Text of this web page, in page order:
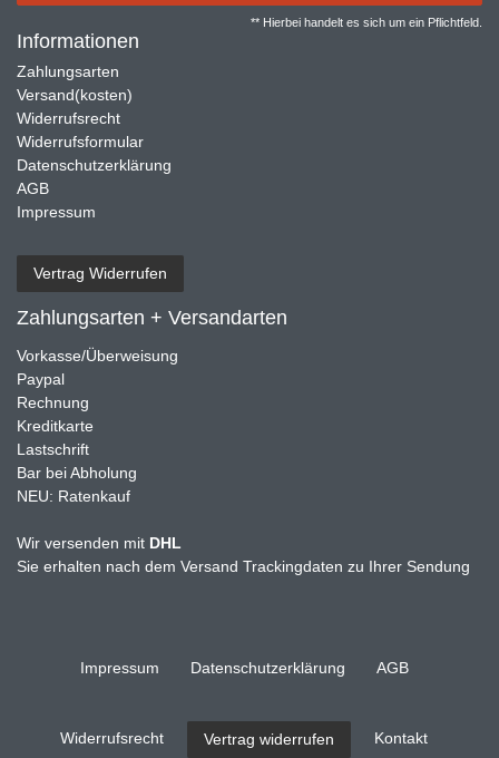
** Hierbei handelt es sich um ein Pflichtfeld.
Informationen
Zahlungsarten
Versand(kosten)
Widerrufsrecht
Widerrufsformular
Datenschutzerklärung
AGB
Impressum
Vertrag Widerrufen
Zahlungsarten + Versandarten
Vorkasse/Überweisung
Paypal
Rechnung
Kreditkarte
Lastschrift
Bar bei Abholung
NEU: Ratenkauf
Wir versenden mit DHL
Sie erhalten nach dem Versand Trackingdaten zu Ihrer Sendung
Impressum Daten­schutz­erklärung AGB
Widerrufs­recht Vertrag widerrufen Kontakt